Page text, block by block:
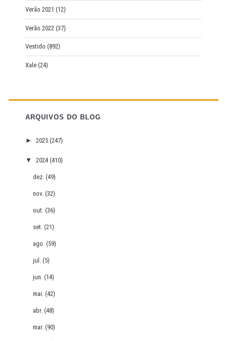
Verão 2021 (12)
Verão 2022 (37)
Vestido (892)
Xale (24)
ARQUIVOS DO BLOG
► 2025 (247)
▼ 2024 (410)
dez.(49)
nov.(32)
out.(36)
set.(21)
ago.(59)
jul.(5)
jun.(14)
mai.(42)
abr.(48)
mar.(90)